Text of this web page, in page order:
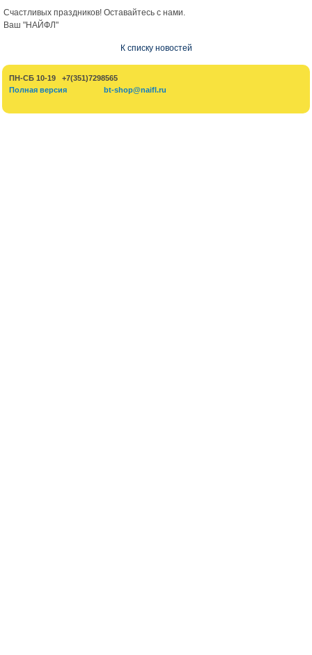
Счастливых праздников! Оставайтесь с нами.
Ваш "НАЙФЛ"
К списку новостей
ПН-СБ 10-19 +7(351)7298565
Полная версия
bt-shop@naifl.ru